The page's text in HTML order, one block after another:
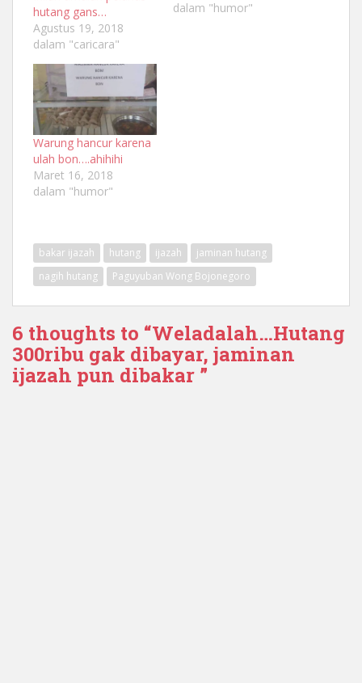
hutang gans…
Agustus 19, 2018
dalam "caricara"
dalam "humor"
Warung hancur karena
ulah bon….ahihihi
Maret 16, 2018
dalam "humor"
bakar ijazah hutang ijazah
jaminan hutang
nagih hutang
‎Paguyuban Wong Bojonegoro
6 thoughts to “​Weladalah…Hutang
300ribu gak dibayar, jaminan
ijazah pun dibakar ”